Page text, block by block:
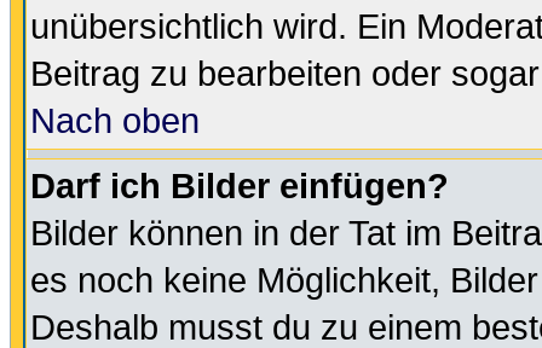
unübersichtlich wird. Ein
Beitrag zu bearbeiten oder
Nach oben
Darf ich Bilder einfügen?
Bilder können in der Tat im
es noch keine Möglichkeit,
Deshalb musst du zu einem